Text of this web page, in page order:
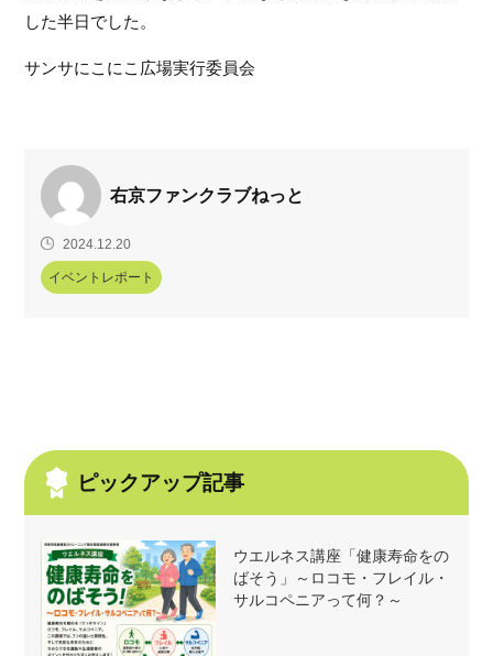
した半日でした。
サンサにこにこ広場実行委員会
右京ファンクラブねっと
2024.12.20
イベントレポート
ピックアップ記事
ウエルネス講座「健康寿命をの
ばそう」～ロコモ・フレイル・
サルコペニアって何？～